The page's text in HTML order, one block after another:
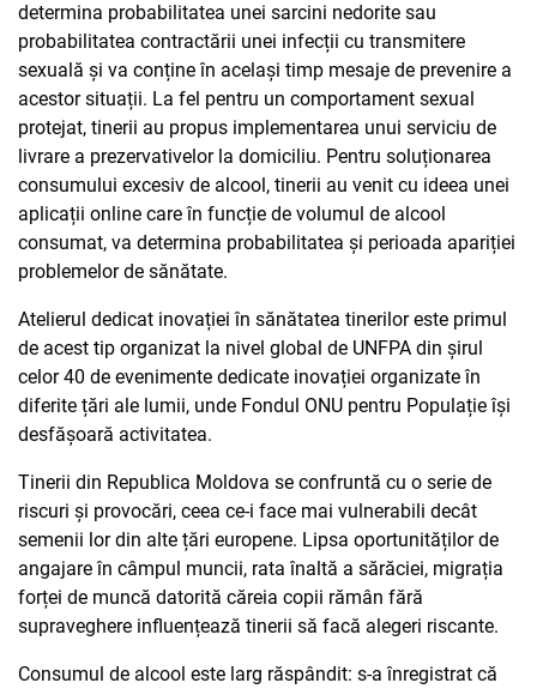
determina probabilitatea unei sarcini nedorite sau
probabilitatea contractării unei infecții cu transmitere
sexuală și va conține în același timp mesaje de prevenire a
acestor situații. La fel pentru un comportament sexual
protejat, tinerii au propus implementarea unui serviciu de
livrare a prezervativelor la domiciliu. Pentru soluționarea
consumului excesiv de alcool, tinerii au venit cu ideea unei
aplicații online care în funcție de volumul de alcool
consumat, va determina probabilitatea și perioada apariției
problemelor de sănătate.
Atelierul dedicat inovației în sănătatea tinerilor este primul
de acest tip organizat la nivel global de UNFPA din șirul
celor 40 de evenimente dedicate inovației organizate în
diferite țări ale lumii, unde Fondul ONU pentru Populație își
desfășoară activitatea.
Tinerii din Republica Moldova se confruntă cu o serie de
riscuri și provocări, ceea ce-i face mai vulnerabili decât
semenii lor din alte țări europene. Lipsa oportunităților de
angajare în câmpul muncii, rata înaltă a sărăciei, migrația
forței de muncă datorită căreia copii rămân fără
supraveghere influențează tinerii să facă alegeri riscante.
Consumul de alcool este larg răspândit: s-a înregistrat că